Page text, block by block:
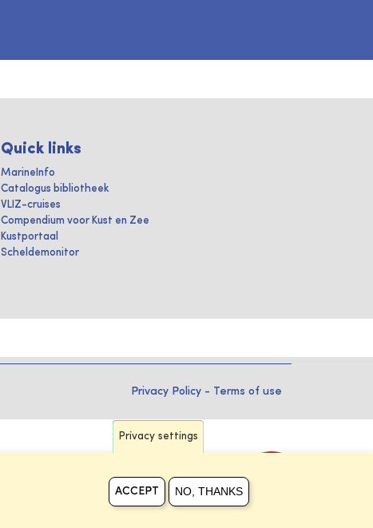
Quick links
MarineInfo
Catalogus bibliotheek
VLIZ-cruises
Compendium voor Kust en Zee
Kustportaal
Scheldemonitor
Privacy Policy - Terms of use
Privacy settings
ACCEPT NO, THANKS